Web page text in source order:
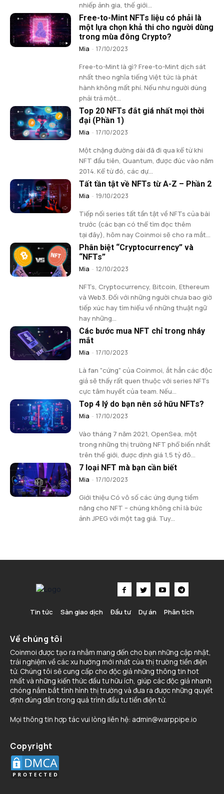
nhiếp ảnh gia, thế giới...
Free-to-Mint NFTs liệu có phải là
một lựa chọn khả thi cho người dùng
trong mùa đông Crypto?
Mia - 17/10/2023
Free-to-Mint là gì? Free-to-Mint dịch sát
nhất theo nghĩa tiếng Việt tức là phát
hành không mất phí. Nếu như người dùng
phải trả một...
Top 20 NFTs đắt giá nhất mọi thời
đại (Phần 1)
Mia - 17/10/2023
Một chặng đường dài đã đi qua kể từ khi
NFT đầu tiên, Quantum, được đúc vào năm
2014. Kể từ đó, các dự...
Tất tần tật về NFTs từ A-Z – Phần 2
Mia - 19/10/2023
Tiếp nối series tất tần tật về NFTs của bài
trước (các bạn có thể tìm đọc thêm
tại đây), hôm nay Coinmoi sẽ cho ra mắt...
Phân biệt “Cryptocurrency” và
“NFTs”
Mia - 12/10/2023
NFTs, Cryptocurrency, Bitcoin, Ethereum
và Web3. Đối với những người chưa bao giờ
tiếp xúc hay tìm hiểu về những thuật ngữ
hay những...
Các bước mua NFT chỉ trong nháy
mắt
Mia - 17/10/2023
Là fan "cứng" của Coinmoi, ắt hẳn các độc
giả sẽ thấy rất quen thuộc với series NFTs
cực tâm huyết của team. Nếu...
Top 4 lý do bạn nên sở hữu NFTs?
Mia - 17/10/2023
Vào tháng 7 năm 2021, OpenSea, một
trong những thị trường NFT phổ biến nhất
trên thế giới, được định giá 1,5 tỷ đô...
7 loại NFT mà bạn cần biết
Mia - 17/10/2023
Giới thiệu Có vô số các ứng dụng tiềm
năng cho NFT – chúng không chỉ là bức
ảnh JPEG với một tag giá. Tuy...
Tin tức Sàn giao dịch Đầu tư Dự án Phân tích
Về chúng tôi
Coinmoi được tạo ra nhằm mang đến cho bạn những cập nhật,
trải nghiệm về các xu hướng mới nhất cùa thị trường tiền điện
tử. Chúng tôi sẽ cung cấp cho độc giả những thông tin hot
nhất và những kiến thức đầu tư hữu ích, giúp các độc giả nhanh
chóng nắm bắt tình hình thị trường và đưa ra được những quyết
định đúng đắn trong quá trình đầu tư tiền điện tử.
Mọi thông tin hợp tác vui lòng liên hệ: admin@warppipe.io
Copyright